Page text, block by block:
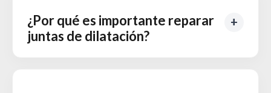
¿Por qué es importante reparar
juntas de dilatación?